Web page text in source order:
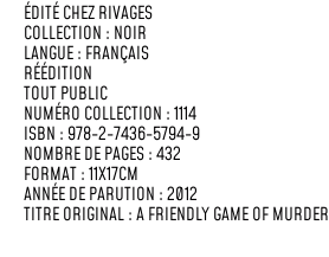
ÉDITÉ CHEZRIVAGES
COLLECTION : NOIR
LANGUE : FRANÇAIS
RÉÉDITION
TOUT PUBLIC
NUMÉRO COLLECTION : 1114
ISBN : 978-2-7436-5794-9
NOMBRE DE PAGES : 432
FORMAT : 11X17CM
ANNÉE DE PARUTION : 2012
TITRE ORIGINAL : A FRIENDLY GAME OF MURDER